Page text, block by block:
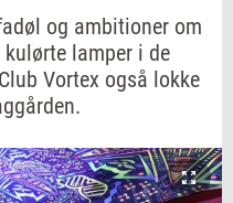
og ambitioner om
kulørte lamper i de
Vortex også lokke